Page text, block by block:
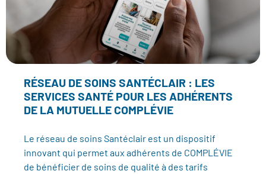
RÉSEAU DE SOINS SANTÉCLAIR : LES
SERVICES SANTÉ POUR LES ADHÉRENTS
DE LA MUTUELLE COMPLÉVIE
Le réseau de soins Santéclair est un dispositif
innovant qui permet aux adhérents de COMPLÉVIE
de bénéficier de soins de qualité à des tarifs